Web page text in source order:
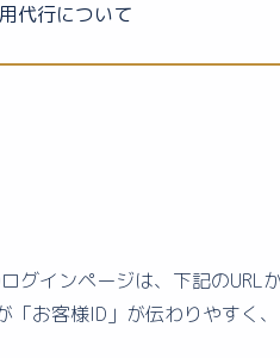
代行について
グインページは、下記のURL
「お客様ID」が伝わりやすく